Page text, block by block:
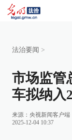
法治要闻 >
市场监管
车拟纳入
来源： 央视新闻客户端
2025-12-04 10:37